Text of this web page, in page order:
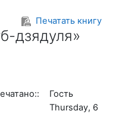
Печатать книгу
дзядуля»
Гость
Thursday, 6